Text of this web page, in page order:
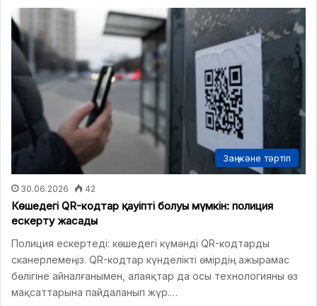
Заң және тәртіп
30.06.2026 42
Көшедегі QR-кодтар қауіпті болуы мүмкін: полиция
ескерту жасады
Полиция ескертеді: көшедегі күмәнді QR-кодтарды
сканерлемеңіз. QR-кодтар күнделікті өмірдің ажырамас
бөлігіне айналғанымен, алаяқтар да осы технологияны өз
мақсаттарына пайдаланып жүр.…